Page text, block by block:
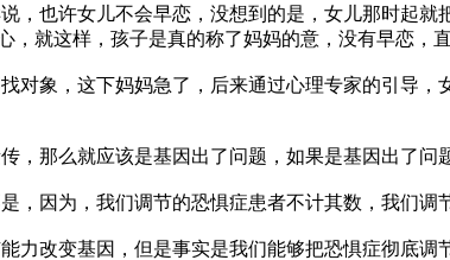
也许女儿不会早恋，没想到的是，女儿那时起就
，就这样，孩子是真的称了妈妈的意，没有早恋，
对象，这下妈妈急了，后来通过心理专家的引导
那么就应该是基因出了问题，如果是基因出了问
因为，我们调节的恐惧症患者不计其数，我们调
力改变基因，但是事实是我们能够把恐惧症彻底调